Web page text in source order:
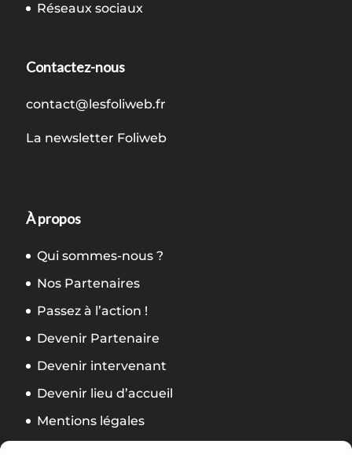
Réseaux sociaux
Contactez-nous
contact@lesfoliweb.fr
La newsletter Foliweb
À propos
Qui sommes-nous ?
Nos Partenaires
Passez à l’action !
Devenir Partenaire
Devenir intervenant
Devenir lieu d’accueil
Mentions légales